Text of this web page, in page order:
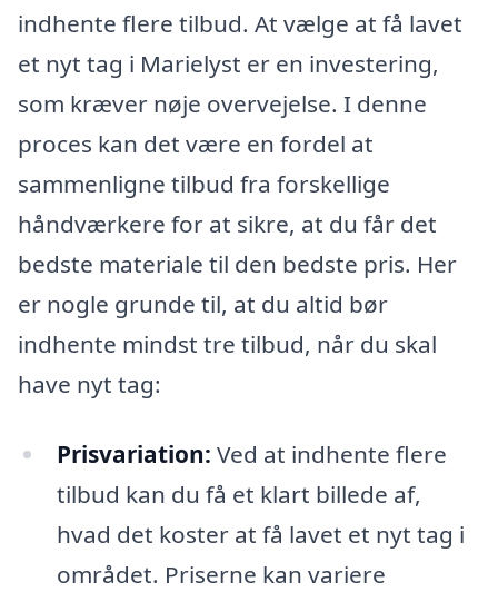
indhente flere tilbud. At vælge at få lavet
et nyt tag i Marielyst er en investering,
som kræver nøje overvejelse. I denne
proces kan det være en fordel at
sammenligne tilbud fra forskellige
håndværkere for at sikre, at du får det
bedste materiale til den bedste pris. Her
er nogle grunde til, at du altid bør
indhente mindst tre tilbud, når du skal
have nyt tag:
Prisvariation: Ved at indhente flere
tilbud kan du få et klart billede af,
hvad det koster at få lavet et nyt tag i
området. Priserne kan variere